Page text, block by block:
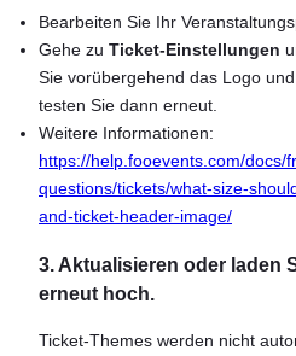
Bearbeiten Sie Ihr
Gehe zu Ticket-Einstellungen
Sie vorübergehend das Logo
testen Sie dann erneut.
Weitere Informationen:
https://help.fooevents.com/docs/
questions/tickets/what-size-
and-ticket-header-image/
3. Aktualisieren oder laden
erneut hoch.
Ticket-Themes werden nicht